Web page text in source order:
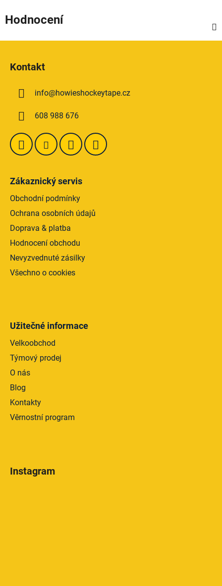
Hodnocení
Kontakt
info@howieshockeytape.cz
608 988 676
Zákaznický servis
Obchodní podmínky
Ochrana osobních údajů
Doprava & platba
Hodnocení obchodu
Nevyzvednuté zásilky
Všechno o cookies
Užitečné informace
Velkoobchod
Týmový prodej
O nás
Blog
Kontakty
Věrnostní program
Instagram